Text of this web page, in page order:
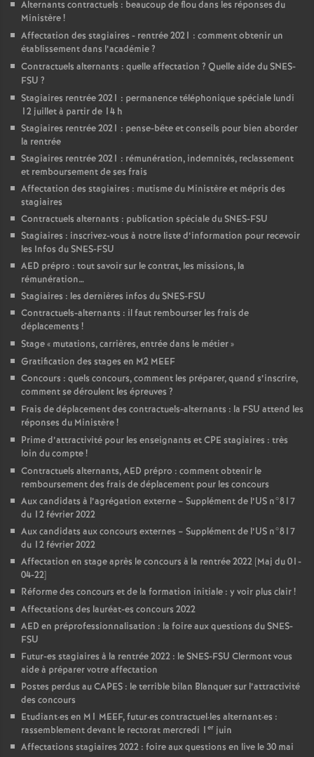
Alternants contractuels : beaucoup de flou dans les réponses du
Ministère!
Affectation des stagiaires - rentrée 2021 : comment obtenir un
établissement dans l’académie?
Contractuels alternants : quelle affectation ? Quelle aide du SNES-
FSU ?
Stagiaires rentrée 2021 : permanence téléphonique spéciale lundi
12 juillet à partir de 14 h
Stagiaires rentrée 2021 : pense-bête et conseils pour bien aborder
la rentrée
Stagiaires rentrée 2021 : rémunération, indemnités, reclassement
et remboursement de ses frais
Affectation des stagiaires : mutisme du Ministère et mépris des
stagiaires
Contractuels alternants : publication spéciale du SNES-FSU
Stagiaires : inscrivez-vous à notre liste d’information pour recevoir
les Infos du SNES-FSU
AED prépro : tout savoir sur le contrat, les missions, la
rémunération…
Stagiaires : les dernières infos du SNES-FSU
Contractuels-alternants : il faut rembourser les frais de
déplacements !
Stage « mutations, carrières, entrée dans le métier»
Gratification des stages en M2 MEEF
Concours : quels concours, comment les préparer, quand s’inscrire,
comment se déroulent les épreuves ?
Frais de déplacement des contractuels-alternants : la FSU attend les
réponses du Ministère!
Prime d’attractivité pour les enseignants et CPE stagiaires : très
loin du compte!
Contractuels alternants, AED prépro : comment obtenir le
remboursement des frais de déplacement pour les concours
Aux candidats à l’agrégation externe – Supplément de l’US n°817
du 12 février 2022
Aux candidats aux concours externes – Supplément de l’US n°817
du 12 février 2022
Affectation en stage après le concours à la rentrée 2022 [Maj du 01-
04-22]
Réforme des concours et de la formation initiale : y voir plus clair!
Affectations des lauréat-es concours 2022
AED en préprofessionnalisation : la foire aux questions du SNES-
FSU
Futur-es stagiaires à la rentrée 2022 : le SNES-FSU Clermont vous
aide à préparer votre affectation
Postes perdus au CAPES : le terrible bilan Blanquer sur l’attractivité
des concours
Etudiant·es en M1 MEEF, futur·es contractuel·les alternant·es :
rassemblement devant le rectorat mercredi 1 er juin
Affectations stagiaires 2022 : foire aux questions en live le 30 mai